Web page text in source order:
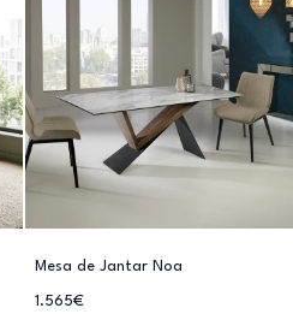
Mesa de Jantar Noa
1.565€